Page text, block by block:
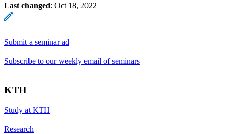
Last changed: Oct 18, 2022
Submit a seminar ad
Subscribe to our weekly email of seminars
KTH
Study at KTH
Research